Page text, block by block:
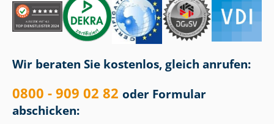
Wir beraten Sie kostenlos, gleich anrufen:
0800 - 909 02 82 oder Formular
abschicken: